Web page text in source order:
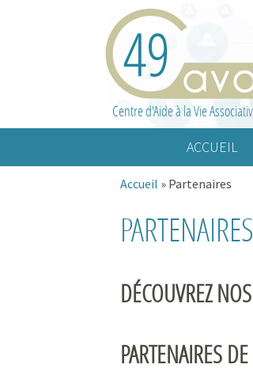
Centre d'Aide à la Vie
ACCUEIL
Accueil » Partenaires
PARTENAIRES
DÉCOUVREZ
PARTENAIRES